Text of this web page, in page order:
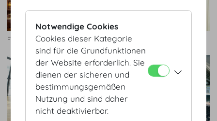
Festsaal Hofburg Galerie
Notwendige Cookies
Cookies dieser Kategorie
sind für die Grundfunktionen
der Website erforderlich. Sie
dienen der sicheren und
bestimmungsgemäßen
Nutzung und sind daher
nicht deaktivierbar.